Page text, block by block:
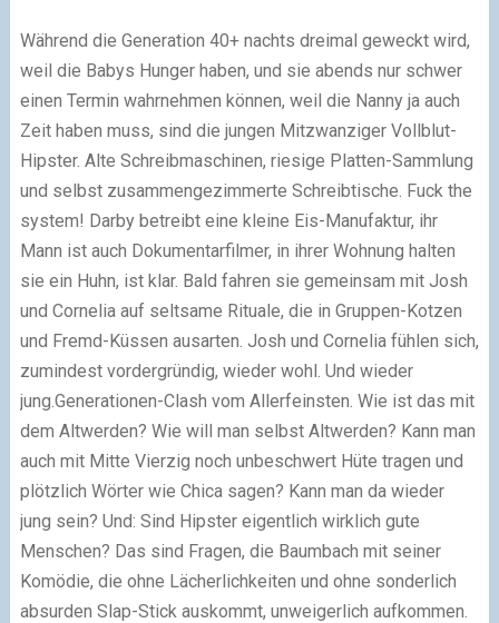
Während die Generation 40+ nachts dreimal geweckt wird,
weil die Babys Hunger haben, und sie abends nur schwer
einen Termin wahrnehmen können, weil die Nanny ja auch
Zeit haben muss, sind die jungen Mitzwanziger Vollblut-
Hipster. Alte Schreibmaschinen, riesige Platten-Sammlung
und selbst zusammengezimmerte Schreibtische. Fuck the
system! Darby betreibt eine kleine Eis-Manufaktur, ihr
Mann ist auch Dokumentarfilmer, in ihrer Wohnung halten
sie ein Huhn, ist klar. Bald fahren sie gemeinsam mit Josh
und Cornelia auf seltsame Rituale, die in Gruppen-Kotzen
und Fremd-Küssen ausarten. Josh und Cornelia fühlen sich,
zumindest vordergründig, wieder wohl. Und wieder
jung.Generationen-Clash vom Allerfeinsten. Wie ist das mit
dem Altwerden? Wie will man selbst Altwerden? Kann man
auch mit Mitte Vierzig noch unbeschwert Hüte tragen und
plötzlich Wörter wie Chica sagen? Kann man da wieder
jung sein? Und: Sind Hipster eigentlich wirklich gute
Menschen? Das sind Fragen, die Baumbach mit seiner
Komödie, die ohne Lächerlichkeiten und ohne sonderlich
absurden Slap-Stick auskommt, unweigerlich aufkommen.